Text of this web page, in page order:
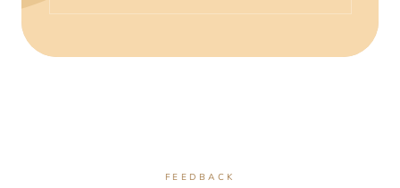
FEEDBACK